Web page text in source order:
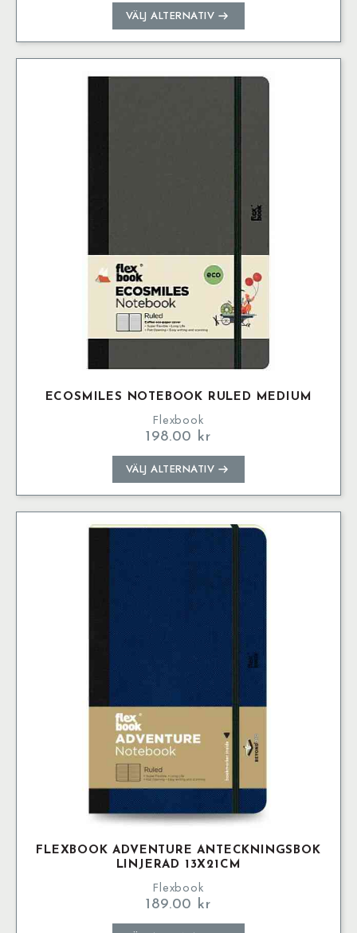
VÄLJ ALTERNATIV
Den
här
produkten
har
flera
ECOSMILES NOTEBOOK RULED MEDIUM
Flexbook
198.00 kr
VÄLJ ALTERNATIV
Den
här
produkten
har
flera
varianter.
olika
alternativen
väljas
på
produktsidan
FLEXBOOK ADVENTURE ANTECKNINGSBOK
LINJERAD 13X21CM
Flexbook
189.00 kr